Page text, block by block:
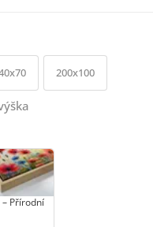
200x100
–⁠⁠⁠⁠⁠⁠ Přírodní